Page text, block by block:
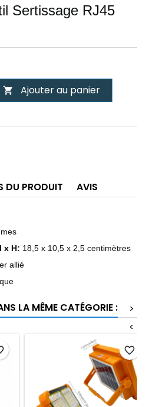
Sertissage RJ45
 Ajouter au panier
DU PRODUIT AVIS
x H: 18,5 x 10,5 x 2,5 centimètres
allié
LA MÊME CATÉGORIE :
>
<
favorite_border